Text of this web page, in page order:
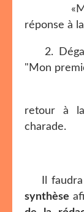
«Mon
réponse à
2.
"Mon
retour à
charade.
Il faudra
synthèse